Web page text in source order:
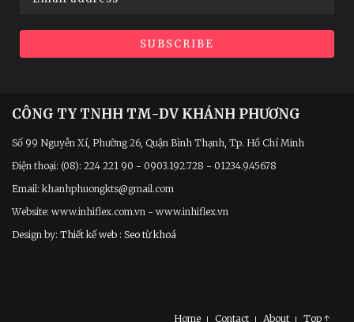
CÔNG TY TNHH TM-DV KHÁNH PHƯƠNG
Số 99 Nguyễn Xí, Phường 26, Quận Bình Thạnh, Tp. Hồ Chí Minh
Điện thoại: (08): 224 221 90 - 0903.192.728 - 01234.9.45678
Email: khanhphuongkts@gmail.com
Website: www.inhiflex.com.vn - www.inhiflex.vn
Design by: Thiết kế web : Seo từ khoá
Home Contact About Top ↑